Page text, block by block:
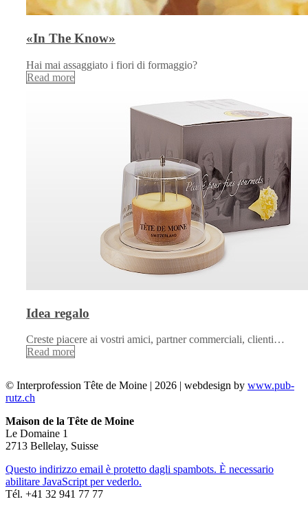
«In The Know»
Hai mai assaggiato i fiori di formaggio?
Read more
Idea regalo
Creste piacere ai vostri amici, partner commerciali, clienti…
Read more
© Interprofession Tête de Moine | 2026 | webdesign by www.pub-
rutz.ch
Maison de la Tête de Moine
Le Domaine 1
2713 Bellelay, Suisse
Questo indirizzo email è protetto dagli spambots. È necessario
abilitare JavaScript per vederlo.
Tél. +41 32 941 77 77